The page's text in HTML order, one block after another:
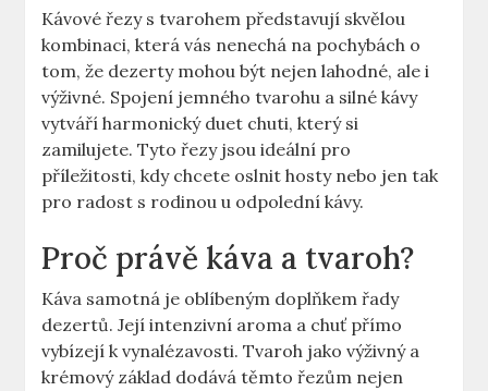
Kávové řezy s tvarohem představují skvělou
kombinaci, která vás nenechá na pochybách o
tom, že dezerty mohou být nejen lahodné, ale i
výživné. Spojení jemného tvarohu a silné kávy
vytváří harmonický duet chuti, který si
zamilujete. Tyto řezy jsou ideální pro
příležitosti, kdy chcete oslnit hosty nebo jen tak
pro radost s rodinou u odpolední kávy.
Proč právě káva a tvaroh?
Káva samotná je oblíbeným doplňkem řady
dezertů. Její intenzivní aroma a chuť přímo
vybízejí k vynalézavosti. Tvaroh jako výživný a
krémový základ dodává těmto řezům nejen